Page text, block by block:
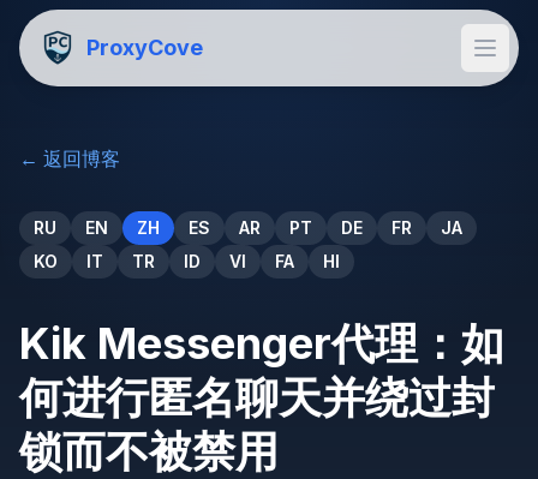
ProxyCove
← 返回博客
RU EN ZH ES AR PT DE FR
JA
KO
IT TR ID VI FA HI
Kik Messenger代理：如
何进行匿名聊天并绕过封
锁而不被禁用